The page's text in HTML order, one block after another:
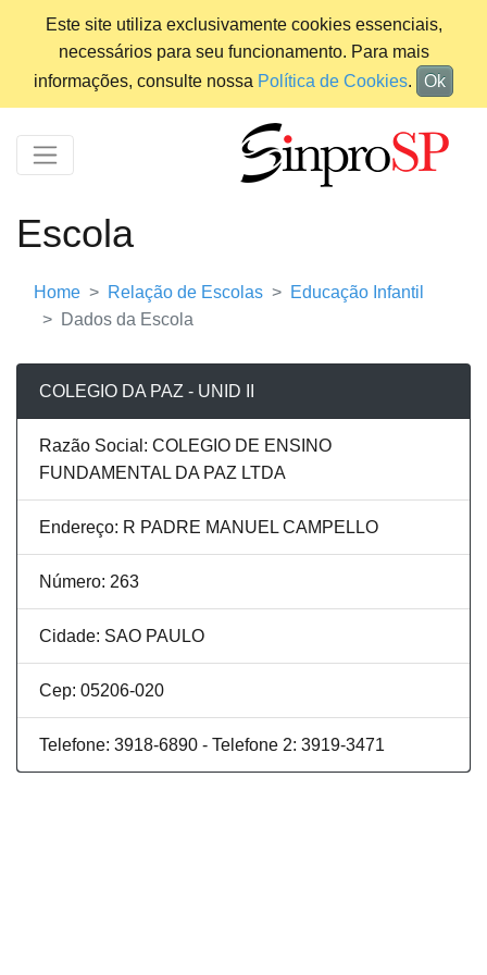
Este site utiliza exclusivamente cookies essenciais,
necessários para seu funcionamento. Para mais
informações, consulte nossa Política de Cookies. Ok
Escola
Home Relação de Escolas
Educação Infantil
Dados da Escola
COLEGIO DA PAZ - UNID II
Razão Social: COLEGIO DE ENSINO
FUNDAMENTAL DA PAZ LTDA
Endereço: R PADRE MANUEL CAMPELLO
Número: 263
Cidade: SAO PAULO
Cep: 05206-020
Telefone: 3918-6890 - Telefone 2: 3919-3471